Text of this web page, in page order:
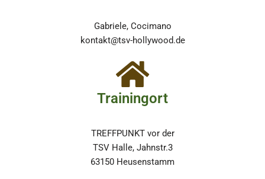
Gabriele, Cocimano
kontakt@tsv-hollywood.de
Trainingort
TREFFPUNKT vor der
TSV Halle, Jahnstr.3
63150 Heusenstamm